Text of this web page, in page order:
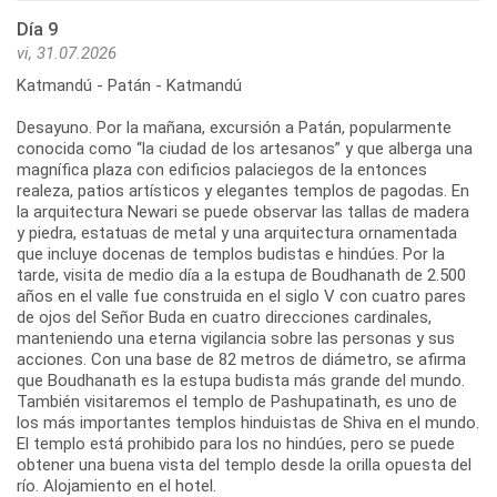
Día 9
vi, 31.07.2026
Katmandú - Patán - Katmandú
Desayuno. Por la mañana, excursión a Patán, popularmente
conocida como “la ciudad de los artesanos” y que alberga una
magnífica plaza con edificios palaciegos de la entonces
realeza, patios artísticos y elegantes templos de pagodas. En
la arquitectura Newari se puede observar las tallas de madera
y piedra, estatuas de metal y una arquitectura ornamentada
que incluye docenas de templos budistas e hindúes. Por la
tarde, visita de medio día a la estupa de Boudhanath de 2.500
años en el valle fue construida en el siglo V con cuatro pares
de ojos del Señor Buda en cuatro direcciones cardinales,
manteniendo una eterna vigilancia sobre las personas y sus
acciones. Con una base de 82 metros de diámetro, se afirma
que Boudhanath es la estupa budista más grande del mundo.
También visitaremos el templo de Pashupatinath, es uno de
los más importantes templos hinduistas de Shiva en el mundo.
El templo está prohibido para los no hindúes, pero se puede
obtener una buena vista del templo desde la orilla opuesta del
río. Alojamiento en el hotel.